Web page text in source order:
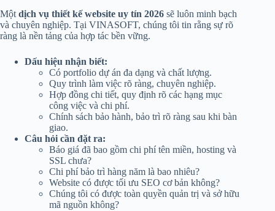
Một dịch vụ thiết kế website uy tín 2026 sẽ luôn minh bạch
và chuyên nghiệp. Tại VINASOFT, chúng tôi tin rằng sự rõ
ràng là nền tảng của hợp tác bền vững.
Dấu hiệu nhận biết:
Có portfolio dự án đa dạng và chất lượng.
Quy trình làm việc rõ ràng, chuyên nghiệp.
Hợp đồng chi tiết, quy định rõ các hạng mục
công việc và chi phí.
Chính sách bảo hành, bảo trì rõ ràng sau khi bàn
giao.
Câu hỏi cần đặt ra:
Báo giá đã bao gồm chi phí tên miền, hosting và
SSL chưa?
Chi phí bảo trì hàng năm là bao nhiêu?
Website có được tối ưu SEO cơ bản không?
Chúng tôi có được toàn quyền quản trị và sở hữu
mã nguồn không?